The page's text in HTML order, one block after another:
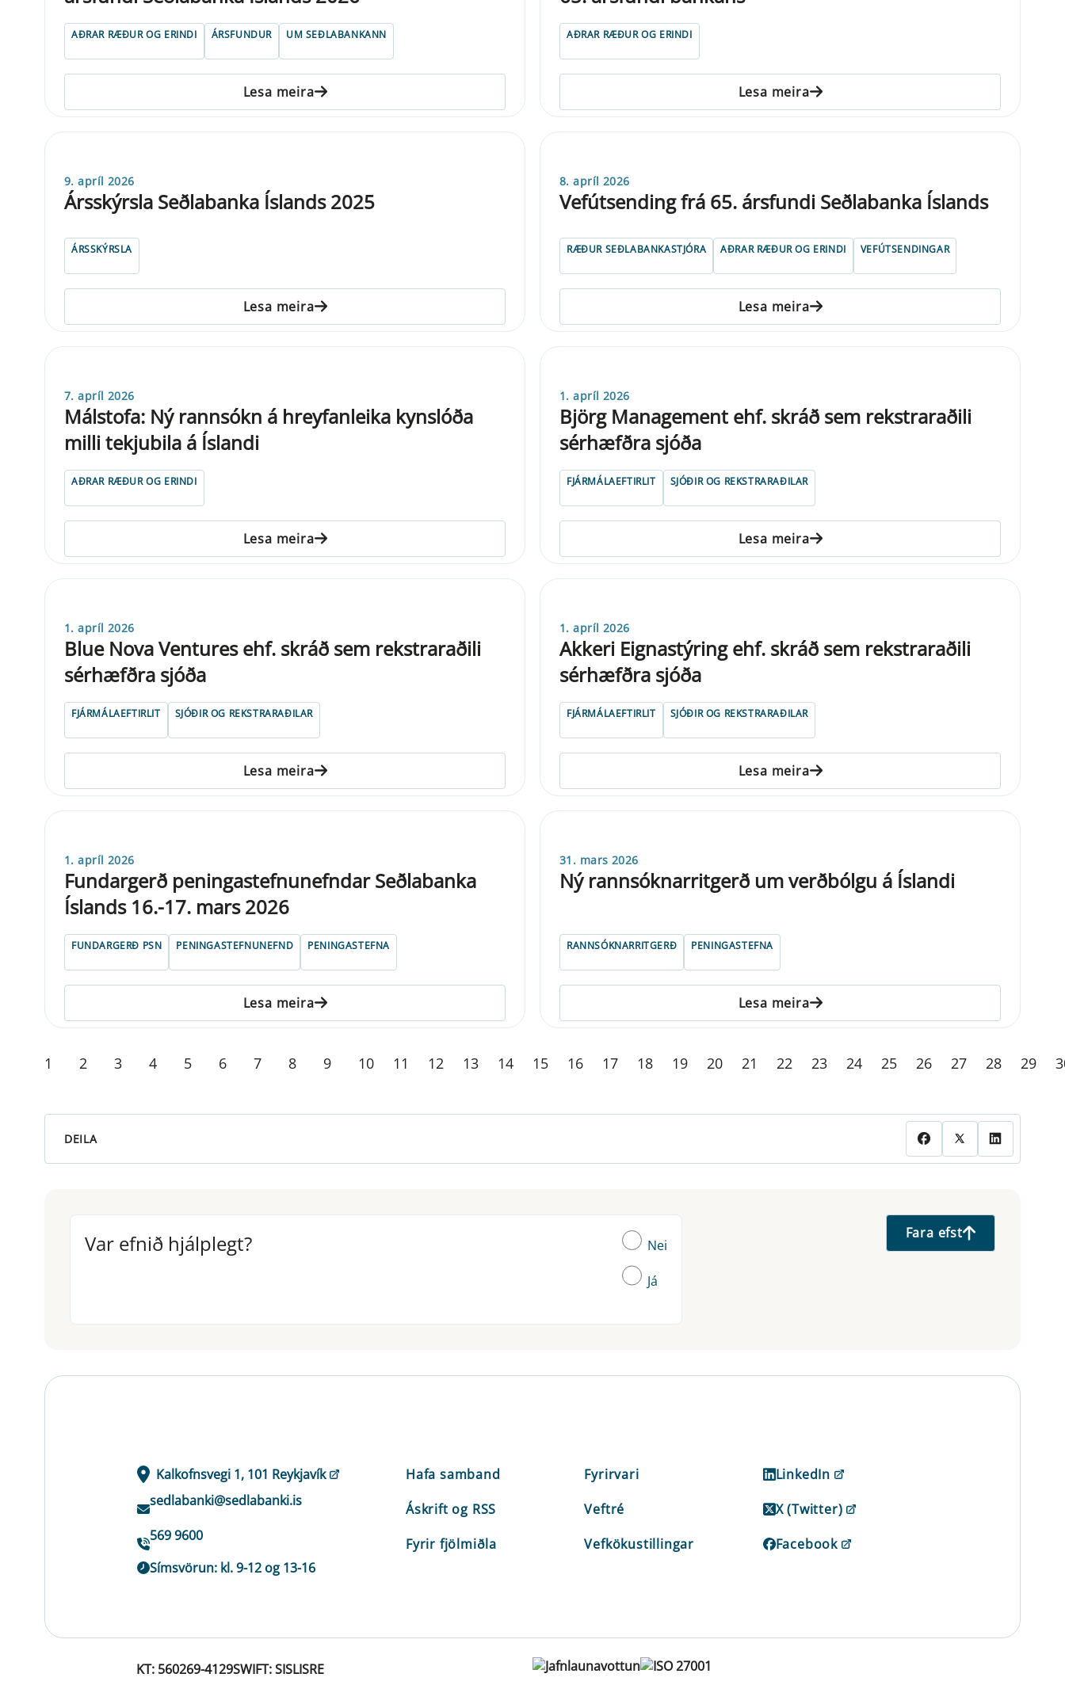
AÐRAR RÆÐUR OG ERINDI ÁRSFUNDUR UM SEÐLABANKANN
Lesa meira
AÐRAR RÆÐUR OG ERINDI
Lesa meira
9. apríl 2026
Ársskýrsla Seðlabanka Íslands 2025
ÁRSSKÝRSLA
Lesa meira
8. apríl 2026
Vefút­send­ing frá 65. árs­fundi Seðlabanka Íslands
RÆÐUR SEÐLABANKASTJÓRA AÐRAR RÆÐUR OG ERINDI VEFÚTSENDINGAR
Lesa meira
7. apríl 2026
Málstofa: Ný rannsókn á hreyfanleika kynslóða
milli tekjubila á Íslandi
AÐRAR RÆÐUR OG ERINDI
Lesa meira
1. apríl 2026
Björg Management ehf. skráð sem rekstraraðili
sérhæfðra sjóða
FJÁRMÁLAEFTIRLIT SJÓÐIR OG REKSTRARAÐILAR
Lesa meira
1. apríl 2026
Blue Nova Ventures ehf. skráð sem rekstraraðili
sérhæfðra sjóða
FJÁRMÁLAEFTIRLIT SJÓÐIR OG REKSTRARAÐILAR
Lesa meira
1. apríl 2026
Akkeri Eignastýring ehf. skráð sem rekstraraðili
sérhæfðra sjóða
FJÁRMÁLAEFTIRLIT SJÓÐIR OG REKSTRARAÐILAR
Lesa meira
1. apríl 2026
Fundargerð peningastefnunefndar Seðlabanka
Íslands 16.-17. mars 2026
FUNDARGERÐ PSN PENINGASTEFNUNEFND PENINGASTEFNA
Lesa meira
31. mars 2026
Ný rannsóknarritgerð um verðbólgu á Íslandi
RANNSÓKNARRITGERÐ PENINGASTEFNA
Lesa meira
1 2 3 4 5 6 7 8 9 10 11 12 13 14 15 16 17 18 19 20 21 22 23 24 25 26 27 28 29
DEILA
Var efnið hjálplegt?
Var efnið hjálplegt? Nei
Já
Fara efst
Kalkofnsvegi 1, 101 Reykjavík
sedlabanki@sedlabanki.is
569 9600
Símsvörun: kl. 9-12 og 13-16
Hafa samband
Áskrift og RSS
Fyrir fjölmiðla
Fyrirvari
Veftré
Vefkökustillingar
LinkedIn
X (Twitter)
Facebook
KT: 560269-4129SWIFT: SISLISRE